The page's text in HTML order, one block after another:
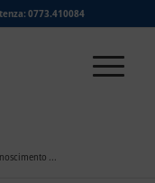
0773.410084
...